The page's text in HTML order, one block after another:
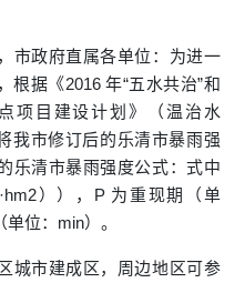
市政府直属各单位：为进一
根据《2016 年“五水共治”和
项目建设计划》（温治水
我市修订后的乐清市暴雨强
乐清市暴雨强度公式：式中
）），P 为重现期（单
位：min）。
城市建成区，周边地区可参